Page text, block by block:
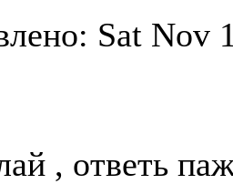
Sat Nov
, ответь